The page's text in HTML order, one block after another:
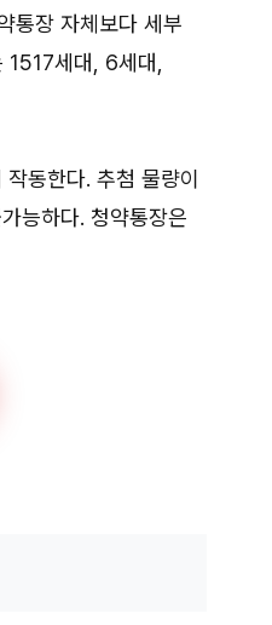
통장 자체보다 세부
1517세대, 6세대,
동한다. 추첨 물량이
능하다. 청약통장은